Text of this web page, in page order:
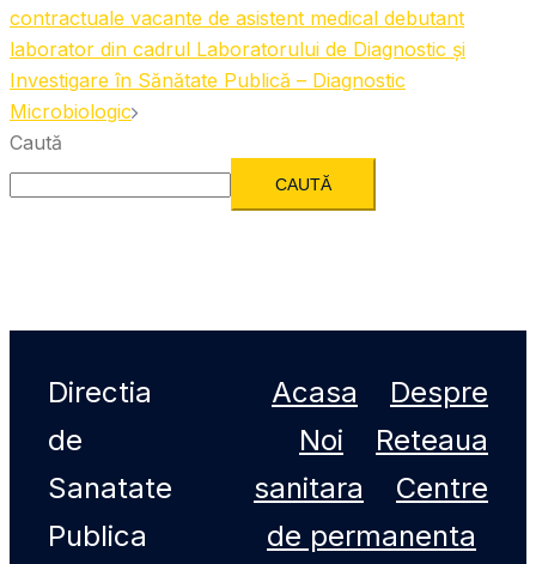
contractuale vacante de asistent medical debutant
laborator din cadrul Laboratorului de Diagnostic și
Investigare în Sănătate Publică – Diagnostic
Microbiologic
Caută
CAUTĂ
Directia
de
Sanatate
Publica
Acasa
Despre
Noi
Reteaua
sanitara
Centre
de permanenta